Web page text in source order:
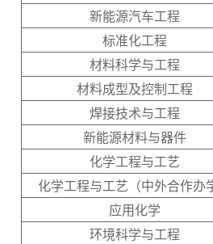
新能源汽车工程
标准化工程
材料科学与工程
材料成型及控制工程
焊接技术与工程
新能源材料与器件
化学工程与工艺
化学工程与工艺（中外合作办
应用化学
环境科学与工程